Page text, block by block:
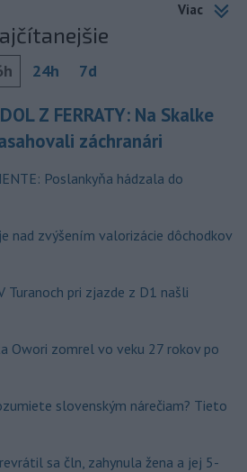
Viac
24h 7d
Z FERRATY: Na Skalke
záchranári
Poslankyňa hádzala do
nad zvýšením valorizácie dôchodkov
Turanoch pri zjazde z D1 našli
Owori zomrel vo veku 27 rokov po
slovenským nárečiam? Tieto
sa čln, zahynula žena a jej 5-